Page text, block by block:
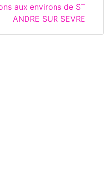
aux environs de ST
ANDRE SUR SEVRE